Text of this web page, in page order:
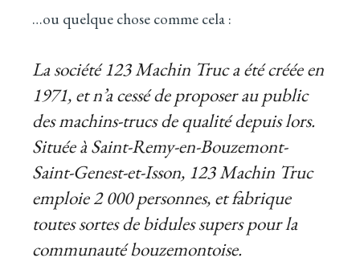
…ou quelque chose comme cela :
La société 123 Machin Truc a été créée en
1971, et n’a cessé de proposer au public
des machins-trucs de qualité depuis lors.
Située à Saint-Remy-en-Bouzemont-
Saint-Genest-et-Isson, 123 Machin Truc
emploie 2 000 personnes, et fabrique
toutes sortes de bidules supers pour la
communauté bouzemontoise.